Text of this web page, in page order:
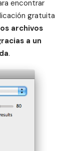
encontrar
gratuita
archivos
a un
.